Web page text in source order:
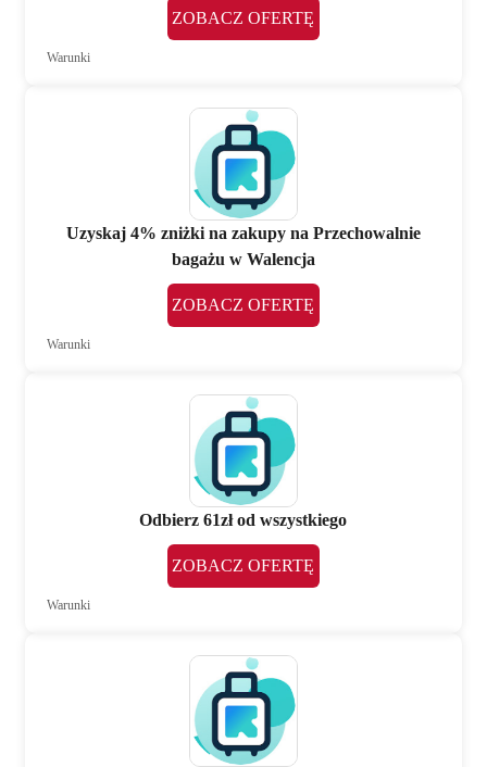
ZOBACZ OFERTĘ
Warunki
Uzyskaj 4% zniżki na zakupy na Przechowalnie
bagażu w Walencja
ZOBACZ OFERTĘ
Warunki
Odbierz 61zł od wszystkiego
ZOBACZ OFERTĘ
Warunki